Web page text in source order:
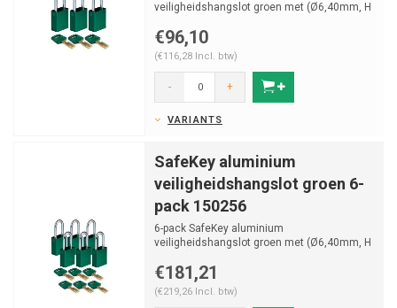
veiligheidshangslot groen met (Ø6,40mm, H
€96,10
(€116,28 Incl. btw)
- +
VARIANTS
SafeKey aluminium
veiligheidshangslot groen 6-
pack 150256
6-pack SafeKey aluminium
veiligheidshangslot groen met (Ø6,40mm, H
€181,21
(€219,26 Incl. btw)